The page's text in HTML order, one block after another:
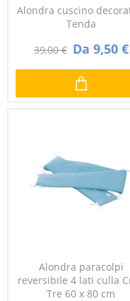
Alondra cuscino
Tenda
39,00 € Da 9,50 €
Alondra paracolpi
reversibile 4 lati culla
Tre 60 x 80 cm